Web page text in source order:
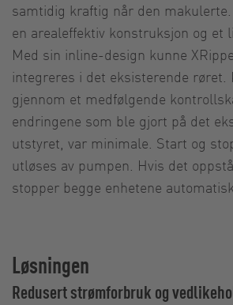
samtidig kraftig når den
en arealeffektiv konstruksjon og et
Med sin inline-design kunne
integreres i det eksisterende røret.
gjennom et medfølgende
endringene som ble gjort på det
utstyret, var minimale. Start og
utløses av pumpen. Hvis det
stopper begge enhetene automatisk.
Løsningen
Redusert strømforbruk og